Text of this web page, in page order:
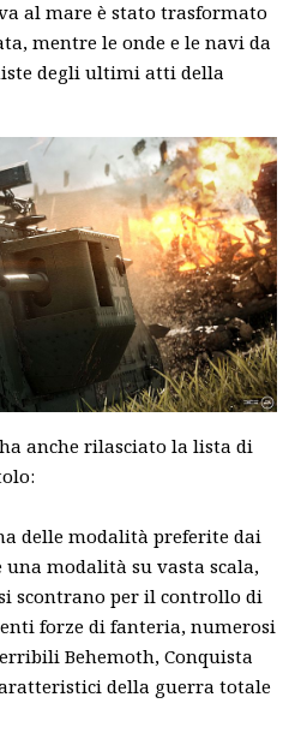
al mare è stato trasformato
mentre le onde e le navi da
degli ultimi atti della
anche rilasciato la lista di
delle modalità preferite dai
modalità su vasta scala,
scontrano per il controllo di
forze di fanteria, numerosi
Behemoth, Conquista
della guerra totale